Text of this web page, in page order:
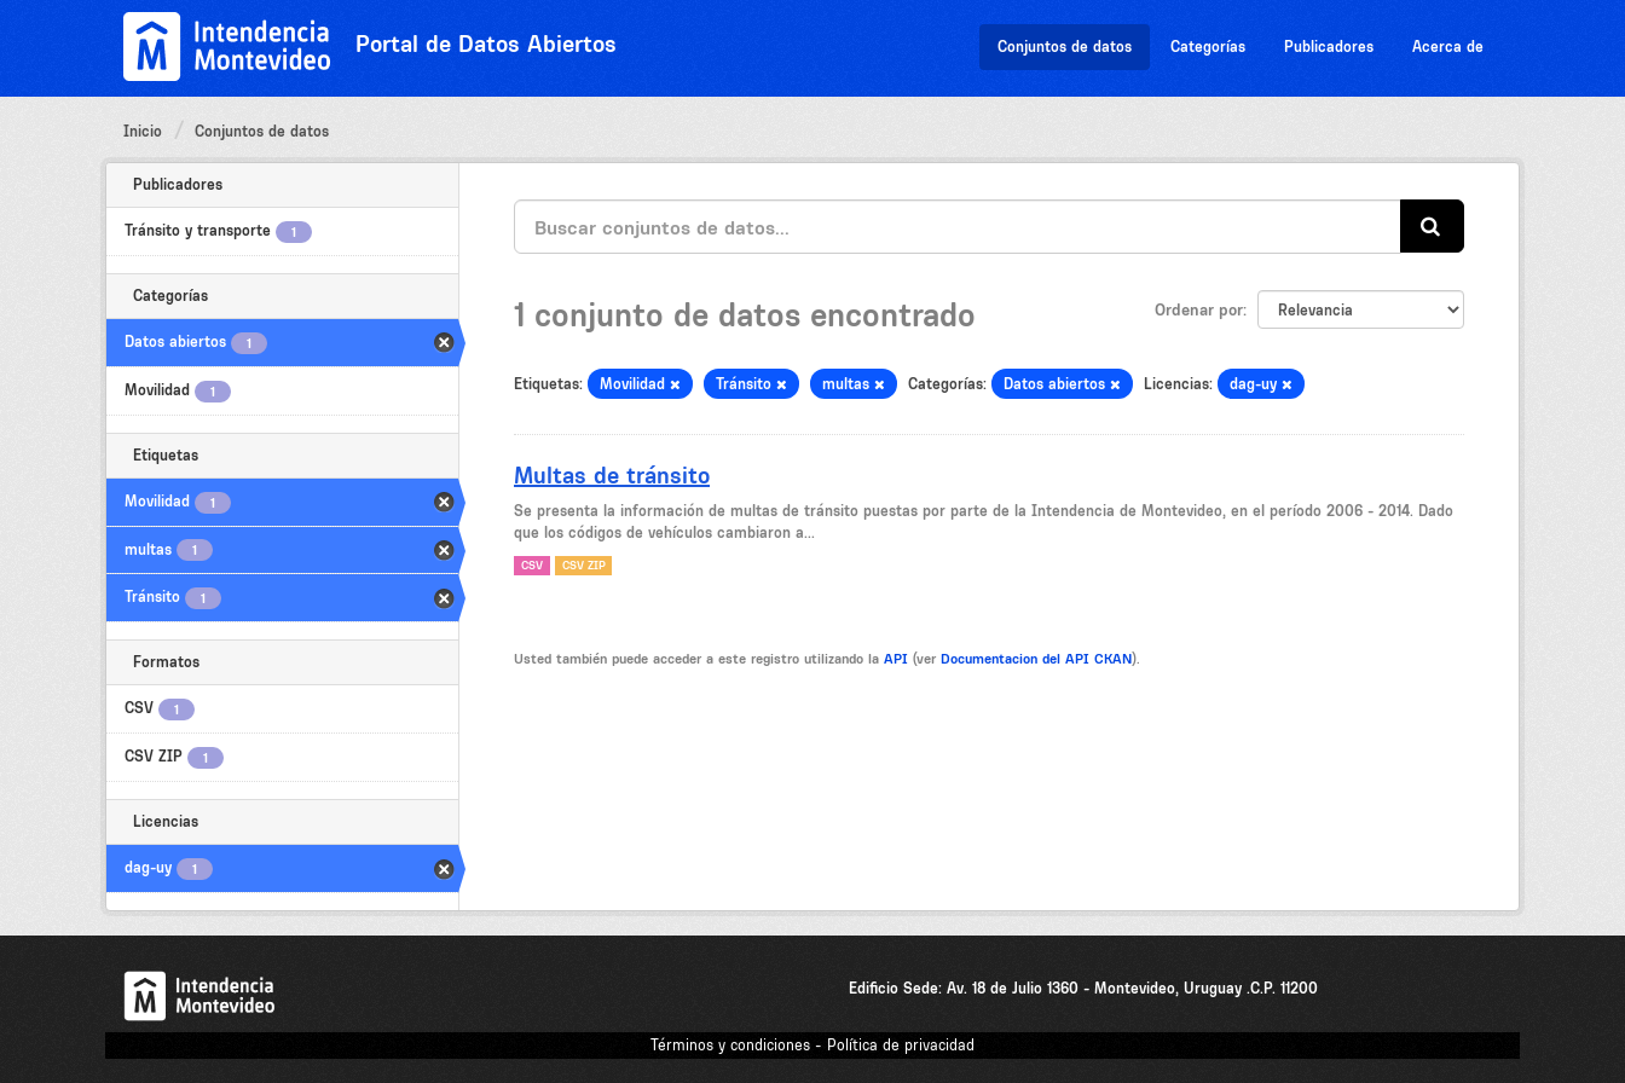
Portal de Datos Abiertos Conjuntos de datos Categorías Publicadores Acerca de
Inicio Conjuntos de datos
Publicadores
Tránsito y transporte 1
Categorías
Datos abiertos 1
Movilidad 1
Etiquetas
Movilidad 1
multas 1
Tránsito 1
Formatos
CSV 1
CSV ZIP 1
Licencias
dag-uy 1
Ordenar por
1 conjunto de datos encontrado
Etiquetas: Movilidad Tránsito multas Categorías: Datos abiertos Licencias: dag-uy
Multas de tránsito
Se presenta la información de multas de tránsito puestas por parte de la Intendencia de Montevideo, en el período 2006 - 2014. Dado
que los códigos de vehículos cambiaron a...
CSV CSV ZIP
Usted también puede acceder a este registro utilizando la API (ver Documentacion del API CKAN).
Edificio Sede: Av. 18 de Julio 1360 - Montevideo, Uruguay .C.P. 11200
Términos y condiciones - Política de privacidad